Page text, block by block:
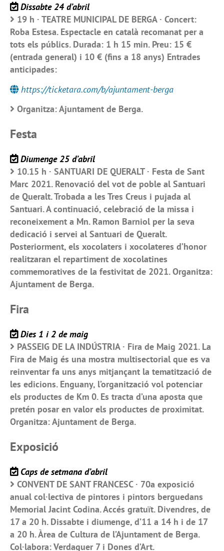
Dissabte 24 d’abril
19 h · TEATRE MUNICIPAL DE BERGA · Concert:
Roba Estesa. Espectacle en català recomanat per a
tots els públics. Durada: 1 h 15 min. Preu: 15 €
(entrada general) i 10 € (fins a 18 anys) Entrades
anticipades:
https://ticketara.com/b/ajuntament-berga
Organitza: Ajuntament de Berga.
Festa
Diumenge 25 d’abril
10.15 h · SANTUARI DE QUERALT · Festa de Sant
Marc 2021. Renovació del vot de poble al Santuari
de Queralt. Trobada a les Tres Creus i pujada al
Santuari. A continuació, celebració de la missa i
reconeixement a Mn. Ramon Barniol per la seva
dedicació i servei al Santuari de Queralt.
Posteriorment, els xocolaters i xocolateres d’honor
realitzaran el repartiment de xocolatines
commemoratives de la festivitat de 2021. Organitza:
Ajuntament de Berga.
Fira
Dies 1 i 2 de maig
PASSEIG DE LA INDÚSTRIA · Fira de Maig 2021. La
Fira de Maig és una mostra multisectorial que es va
reinventar fa uns anys mitjançant la tematització de
les edicions. Enguany, l’organització vol potenciar
els productes de Km 0. Es tracta d’una aposta que
pretén posar en valor els productes de proximitat.
Organitza: Ajuntament de Berga.
Exposició
Caps de setmana d’abril
CONVENT DE SANT FRANCESC · 70a exposició
anual col·lectiva de pintores i pintors berguedans
Memorial Jacint Codina. Accés gratuït. Divendres, de
17 a 20 h. Dissabte i diumenge, d’11 a 14 h i de 17
a 20 h. Àrea de Cultura de l’Ajuntament de Berga.
Col·labora: Verdaguer 7 i Dones d’Art.